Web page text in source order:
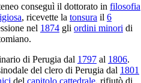
conseguì il dottorato in filosofia
, ricevette la tonsura il 6
nel 1874 gli ordini minori di
di Perugia dal 1797 al 1806.
del clero di Perugia dal 1801
del capitolo cattedrale, rifiutò di